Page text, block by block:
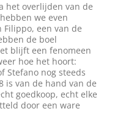
het overlijden van de
we even
een van de
de boel
blijft een fenomeen
hoe het hoort:
Stefano nog steeds
is van de hand van de
goedkoop, echt elke
door een ware